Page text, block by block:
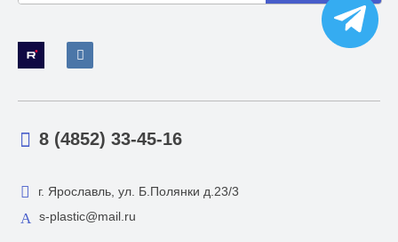
8 (4852) 33-45-16
г. Ярославль, ул. Б.Полянки д.23/3
s-plastic@mail.ru